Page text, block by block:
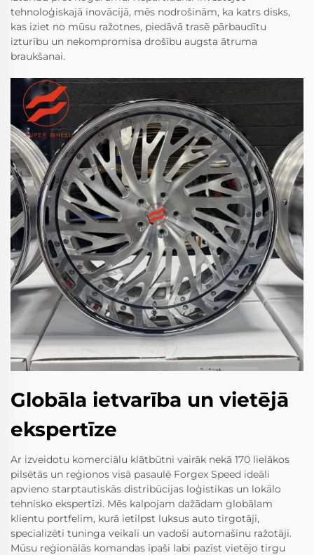
tehnoloģiskajā inovācijā, mēs nodrošinām, ka katrs disks,
kas iziet no mūsu ražotnes, piedāvā trasē pārbaudītu
izturību un nekompromisa drošību augsta ātruma
braukšanai.
Globāla ietvarība un vietējā
ekspertīze
Ar izveidotu komerciālu klātbūtni vairāk nekā 170 lielākos
pilsētās un reģionos visā pasaulē Forgex Speed ideāli
apvieno starptautiskās distribūcijas loģistikas un lokālo
tehnisko ekspertīzi. Mēs kalpojam dažādam globālam
klientu portfelim, kurā ietilpst luksus auto tirgotāji,
specializēti tuninga veikali un vadoši automašīnu ražotāji.
Mūsu reģionālās komandas īpaši labi pazīst vietējo tirgu